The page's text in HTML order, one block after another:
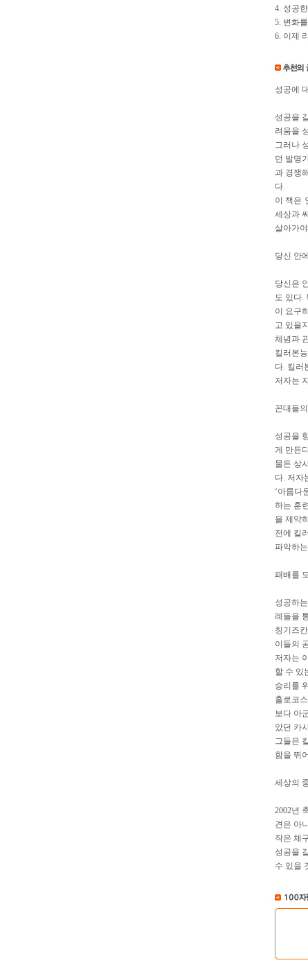
4. 성공
5. 변화
6. 이제
성공에
성공을
려움을
그러나
던 발명
과 경쟁
다.
이 책은
세상과
살아가
당신 안
당신은
도 있다.
이 요구
고 있을
체념과
킬러본
다. 킬러
저자는
꼰대들
성공을
게 만든
물든 상
다. 저자
‘아름다
하는 훈
을 제약
전에 킬
파악하
패배를
성공하
례들을
칭기즈
이들의
저자는
할 수 있
승리를
홀로코
보다 아
았던 카
그들은
함을 뛰
세상의
2002년
견은 아
작은 체
성공을
수 있을